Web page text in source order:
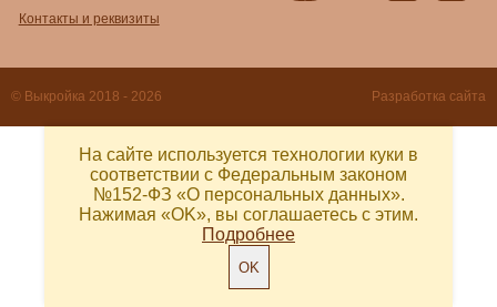
Контакты и реквизиты
© Выкройка 2018 - 2026 Разработка сайта
На сайте используется технологии куки в
соответствии с Федеральным законом
№152-ФЗ «О персональных данных».
Нажимая «OK», вы соглашаетесь с этим.
Подробнее
OK